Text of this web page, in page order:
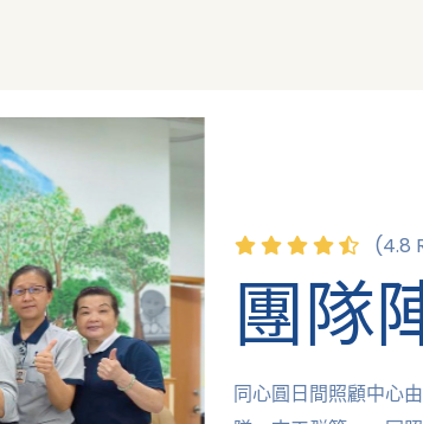
(4.8
團隊
同心圓日間照顧中心